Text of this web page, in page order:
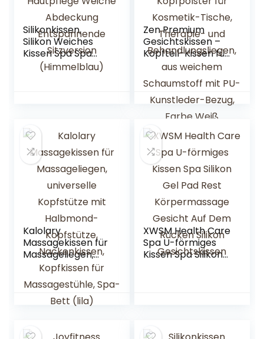
Silikonkissen,
Silikon Weiches
Kissen Spa Spa
Schönheitssalon
(Himmelblau)
Zen Premium
Gesichtskissen –
Kopfteil-Kissen für
Massage-Liegen,
Kopfpolster für
Kosmetik-Tische,
Therapie- und
Behandlungsliegen
Schaumstoff mit
PU-Kunstleder-
Bezug, Farbe Weiß
Kalolary
Massagekissen für
Massageliegen,
universelle
Kopfstütze mit
Halbmond-
Kopfstütze,
XWSM Health Care
Spa U-förmiges
Kissen Spa Silikon